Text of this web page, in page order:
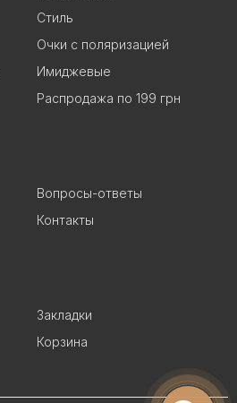
Стиль
Очки с поляризацией
Имиджевые
Распродажа по 199 грн
Вопросы-ответы
Контакты
Закладки
Корзина